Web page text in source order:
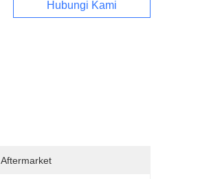
Hubungi Kami
Aftermarket